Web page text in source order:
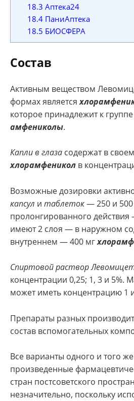
18.3 Аптека24
18.4ПаниАптека
18.5 БИОСФЕРА
Состав
Активным веществом
формах является
которое принадлежит к
амфениколы.
Капли в глаза содержат в
хлорамфеникол в
Возможные дозировки
капсул и таблеток— 250 и 500
пролонгированного действия
имеют 2 слоя — в наружном
внутреннем — 400 мг
Спиртовой раствор
концентрации 0,25; 1, 3 и 5%.
может иметь концентрацию 1
Препараты разных
состав вспомогательных
Все варианты одного и того же
произведенные
стран постсоветского
незначительно, поскольку